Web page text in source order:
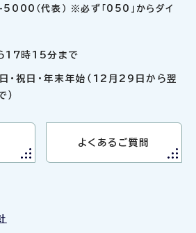
（代表） ※必ず「050」からダイ
17時15分まで
・祝日・年末年始（12月29日から翌
）
よくあるご質問